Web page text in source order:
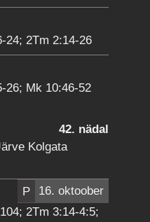
24; 2Tm 2:14-26
26; Mk 10:46-52
42. nädal
Kolgata
P
16. oktoober
2Tm 3:14-4:5;